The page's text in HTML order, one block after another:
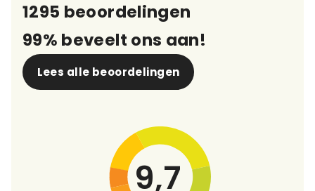
1295 beoordelingen
99% beveelt ons aan!
Lees alle beoordelingen
9,7